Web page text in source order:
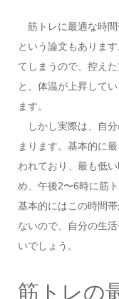
筋トレに最適な時間
という論文もありま
てしまうので、控え
と、体温が上昇して
ます。
しかし実際は、自分
まります。基本的に
われており、最も低
め、午後2〜6時に筋
基本的にはこの時間
ないので、自分の生
いでしょう。
筋トレの